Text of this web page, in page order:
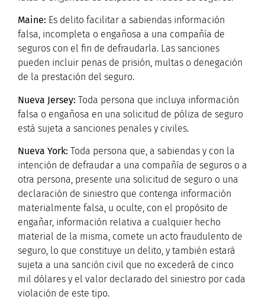
Maine: Es delito facilitar a sabiendas información
falsa, incompleta o engañosa a una compañía de
seguros con el fin de defraudarla. Las sanciones
pueden incluir penas de prisión, multas o denegación
de la prestación del seguro.
Nueva Jersey: Toda persona que incluya información
falsa o engañosa en una solicitud de póliza de seguro
está sujeta a sanciones penales y civiles.
Nueva York: Toda persona que, a sabiendas y con la
intención de defraudar a una compañía de seguros o a
otra persona, presente una solicitud de seguro o una
declaración de siniestro que contenga información
materialmente falsa, u oculte, con el propósito de
engañar, información relativa a cualquier hecho
material de la misma, comete un acto fraudulento de
seguro, lo que constituye un delito, y también estará
sujeta a una sanción civil que no excederá de cinco
mil dólares y el valor declarado del siniestro por cada
violación de este tipo.